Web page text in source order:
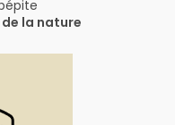
la nature